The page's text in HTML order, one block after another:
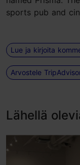
sports pub and
Lue ja kirjoita
Arvostele
Lähellä